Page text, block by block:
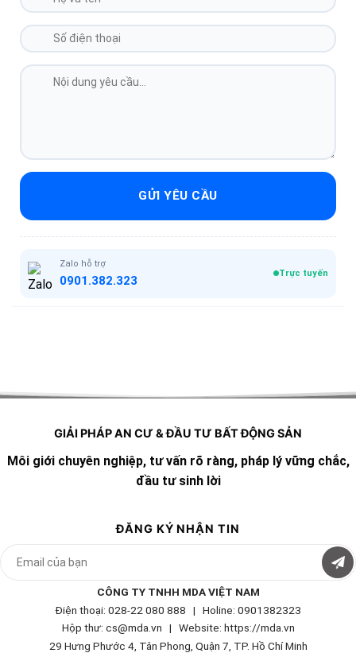
GỬI YÊU CẦU
Zalo hỗ trợ
0901.382.323 Trực tuyến
GIẢI PHÁP AN CƯ & ĐẦU TƯ BẤT ĐỘNG SẢN
Môi giới chuyên nghiệp, tư vấn rõ ràng, pháp lý vững chắc,
đầu tư sinh lời
ĐĂNG KÝ NHẬN TIN
CÔNG TY TNHH MDA VIỆT NAM
Điện thoại: 028-22 080 888 | Holine: 0901382323
Hộp thư: cs@mda.vn | Website: https://mda.vn
29 Hưng Phước 4, Tân Phong, Quận 7, TP. Hồ Chí Minh